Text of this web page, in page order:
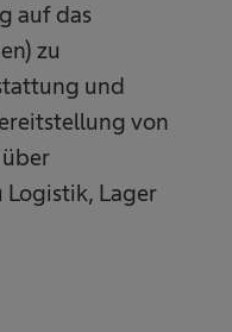
auf das
zu
und
von
Logistik, Lager